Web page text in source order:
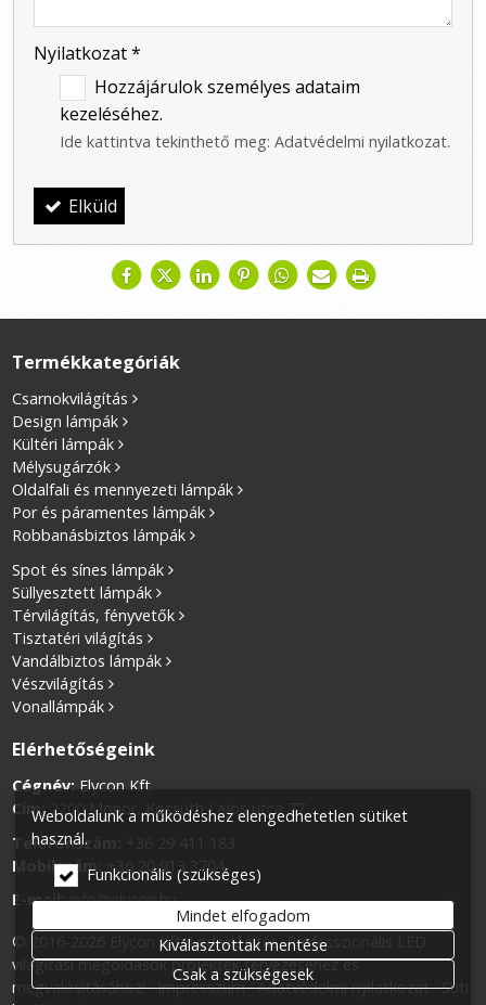
Nyilatkozat*
Hozzájárulok személyes adataim
kezeléséhez.
Ide kattintva tekinthető meg: Adatvédelmi nyilatkozat.
Elküld
Termékkategóriák
Csarnokvilágítás
Design lámpák
Kültéri lámpák
Mélysugárzók
Oldalfali és mennyezeti lámpák
Por és páramentes lámpák
Robbanásbiztos lámpák
Spot és sínes lámpák
Süllyesztett lámpák
Térvilágítás, fényvetők
Tisztatéri világítás
Vandálbiztos lámpák
Vészvilágítás
Vonallámpák
Elérhetőségeink
Cégnév:Elycon Kft.
Cím:2200 Monor, Kossuth Lajos utca 77.
Telefonszám:
Mobilszám:
+36 20 913 3704
E-mail: info@elycon.hu
© 2016-2026 Elycon Kft. Led világítás. Professzionális LED
világítási megoldások projektek tervezéséhez és
megvalósításához! Impresszum Adatvédelmi nyilatkozat Süti
Weboldalunk a működéshez elengedhetetlen sütiket
használ.
Funkcionális (szükséges)
Mindet elfogadom
Kiválasztottak mentése
Csak a szükségesek